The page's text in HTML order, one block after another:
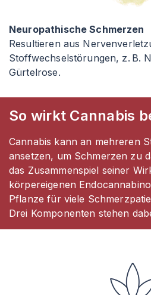
Neuropathische Schmerzen
Resultieren aus
Stoffwechselstörungen, z. B.
Gürtelrose.
So wirkt Cannabis
Cannabis kann an mehreren
ansetzen, um Schmerzen zu
das Zusammenspiel seiner
körpereigenen
Pflanze für viele
Drei Komponenten stehen